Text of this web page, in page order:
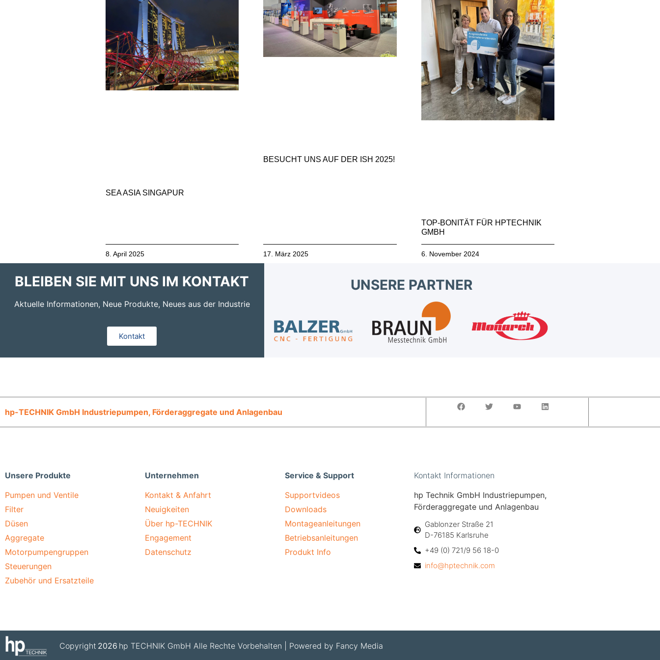
SEA ASIA SINGAPUR
8. April 2025
BESUCHT UNS AUF DER ISH 2025!
17. März 2025
TOP-BONITÄT FÜR HPTECHNIK
GMBH
6. November 2024
BLEIBEN SIE MIT UNS IM KONTAKT
Aktuelle Informationen, Neue Produkte, Neues aus der Industrie
Kontakt
UNSERE PARTNER
hp-TECHNIK GmbH Industriepumpen, Förderaggregate und Anlagenbau
Unsere Produkte
Pumpen und Ventile
Filter
Düsen
Aggregate
Motorpumpengruppen
Steuerungen
Zubehör und Ersatzteile
Unternehmen
Kontakt & Anfahrt
Neuigkeiten
Über hp-TECHNIK
Engagement
Datenschutz
Service & Support
Supportvideos
Downloads
Montageanleitungen
Betriebsanleitungen
Produkt Info
Kontakt Informationen
hp Technik GmbH Industriepumpen,
Förderaggregate und Anlagenbau
Gablonzer Straße 21
D-76185 Karlsruhe
+49 (0) 721/9 56 18-0
info@hptechnik.com
Copyright 2026 hp TECHNIK GmbH Alle Rechte Vorbehalten | Powered by Fancy Media